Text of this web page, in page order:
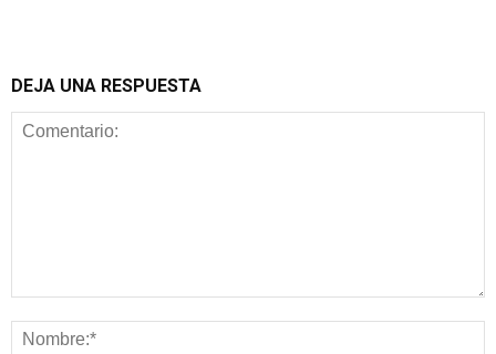
DEJA UNA RESPUESTA